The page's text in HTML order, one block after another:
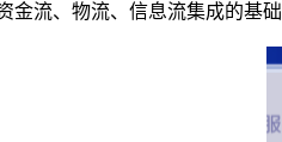
金流、物流、信息流集成的基